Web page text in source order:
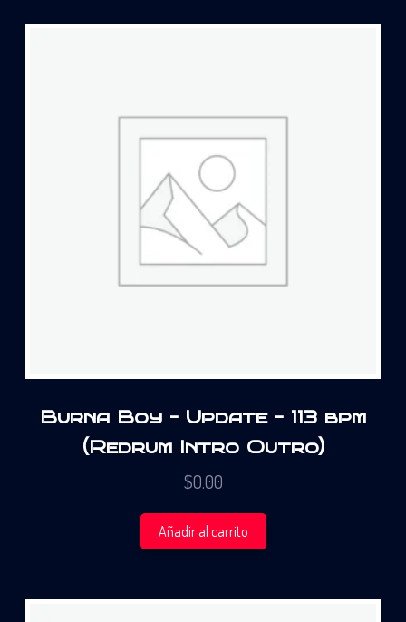
Burna Boy – Update – 113 bpm
(Redrum Intro Outro)
$0.00
Añadir al carrito